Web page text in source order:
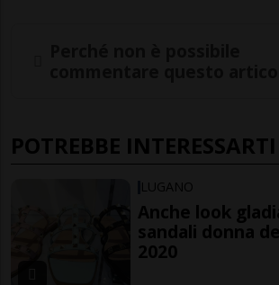
POTREBBE
LUGANO
Anche look
sandali donna
2020